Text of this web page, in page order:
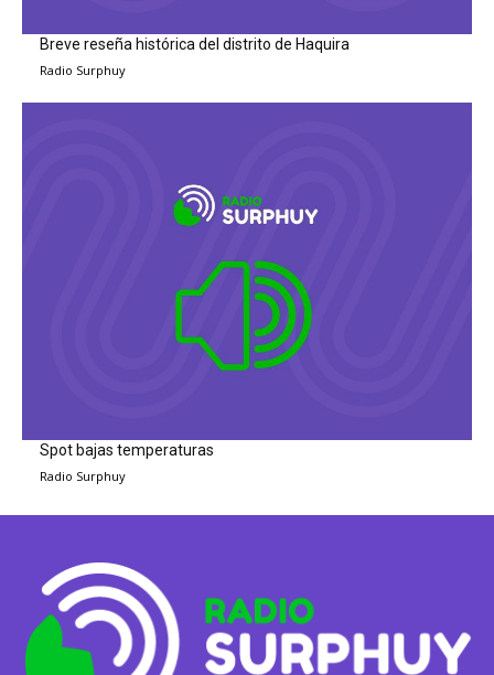
Breve reseña histórica del distrito de Haquira
Radio Surphuy
Spot bajas temperaturas
Radio Surphuy